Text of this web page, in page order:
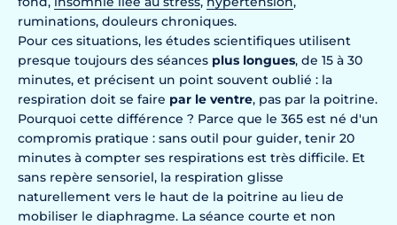
ruminations, douleurs chroniques.
Pour ces situations, les études scientifiques utilisent
presque toujours des séances plus longues, de 15 à 30
minutes, et précisent un point souvent oublié : la
respiration doit se faire par le ventre, pas par la poitrine.
Pourquoi cette différence ? Parce que le 365 est né d'un
compromis pratique : sans outil pour guider, tenir 20
minutes à compter ses respirations est très difficile. Et
sans repère sensoriel, la respiration glisse
naturellement vers le haut de la poitrine au lieu de
mobiliser le diaphragme. La séance courte et non